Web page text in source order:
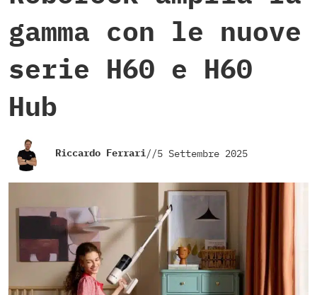
gamma con le nuove
serie H60 e H60
Hub
Riccardo Ferrari//5 Settembre 2025